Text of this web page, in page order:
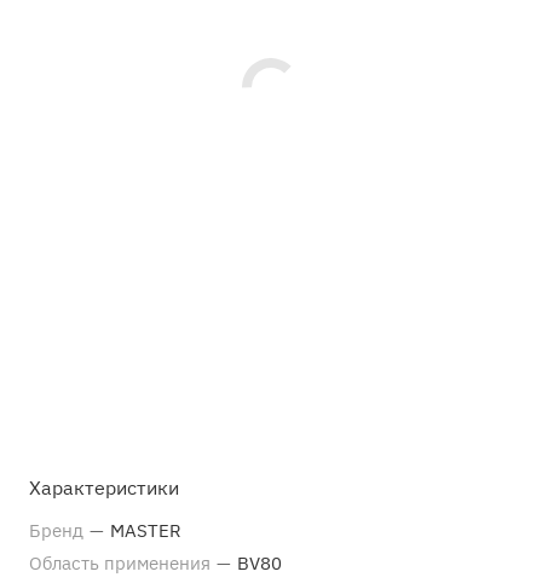
Характеристики
Бренд — MASTER
Область применения — BV80